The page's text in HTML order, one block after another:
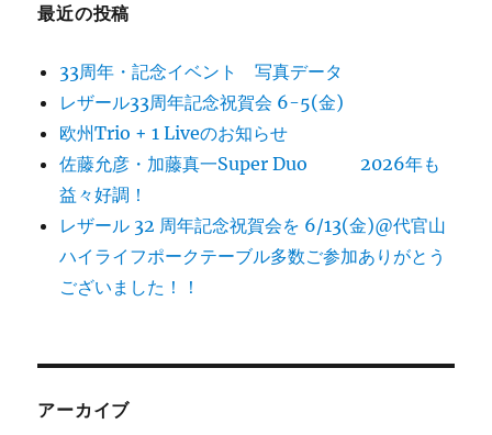
最近の投稿
33周年・記念イベント 写真データ
レザール33周年記念祝賀会 6-5(金)
欧州Trio + 1 Liveのお知らせ
佐藤允彦・加藤真一Super Duo 2026年も
益々好調！
レザール 32 周年記念祝賀会を 6/13(金)@代官山
ハイライフポークテーブル多数ご参加ありがとう
ございました！！
アーカイブ